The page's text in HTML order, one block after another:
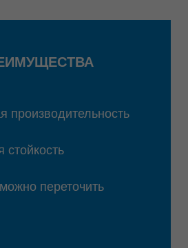
производительность
стойкость
переточить